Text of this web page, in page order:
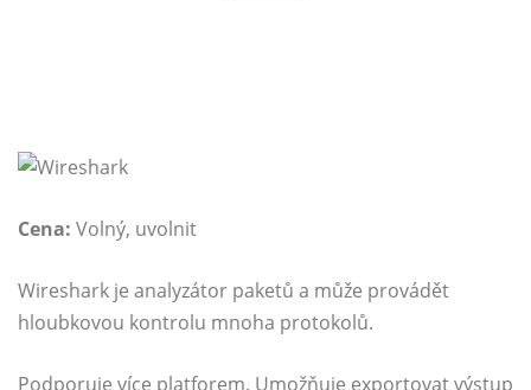
Cena: Volný, uvolnit
Wireshark je analyzátor paketů a může provádět
hloubkovou kontrolu mnoha protokolů.
Podporuje více platforem. Umožňuje exportovat výstup